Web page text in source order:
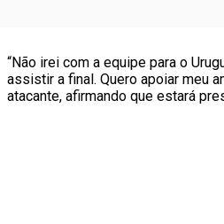
“Não irei com a equipe para o
assistir a final. Quero apoiar meu
atacante, afirmando que estará